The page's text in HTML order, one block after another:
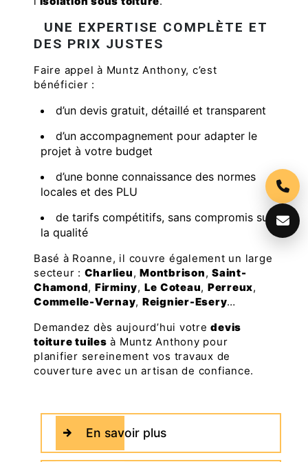
UNE EXPERTISE COMPLÈTE ET
DES PRIX JUSTES
Faire appel à Muntz Anthony, c’est
bénéficier :
d’un devis gratuit, détaillé et transparent
d’un accompagnement pour adapter le
projet à votre budget
d’une bonne connaissance des normes
locales et des PLU
de tarifs compétitifs, sans compromis sur
la qualité
Basé à Roanne, il couvre également un large
secteur : Charlieu, Montbrison, Saint-
Chamond, Firminy, Le Coteau, Perreux,
Commelle-Vernay, Reignier-Esery…
Demandez dès aujourd’hui votredevis
toiture tuiles à Muntz Anthony pour
planifier sereinement vos travaux de
couverture avec un artisan de confiance.
En savoir plus